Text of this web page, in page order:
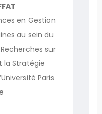
en Gestion
au sein du
sur
la Stratégie
Paris